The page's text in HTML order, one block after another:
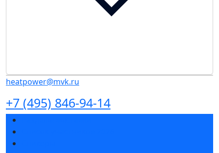
heatpower@mvk.ru
+7 (495) 846-94-14